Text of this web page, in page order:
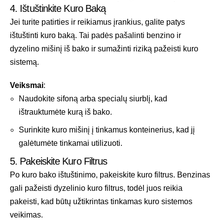
4. Ištuštinkite Kuro Baką
Jei turite patirties ir reikiamus įrankius, galite patys
ištuštinti kuro baką. Tai padės pašalinti benzino ir
dyzelino mišinį iš bako ir sumažinti riziką pažeisti kuro
sistemą.
Veiksmai:
Naudokite sifoną arba specialų siurblį, kad
ištrauktumėte kurą iš bako.
Surinkite kuro mišinį į tinkamus konteinerius, kad jį
galėtumėte tinkamai utilizuoti.
5. Pakeiskite Kuro Filtrus
Po kuro bako ištuštinimo, pakeiskite kuro filtrus. Benzinas
gali pažeisti dyzelinio kuro filtrus, todėl juos reikia
pakeisti, kad būtų užtikrintas tinkamas kuro sistemos
veikimas.